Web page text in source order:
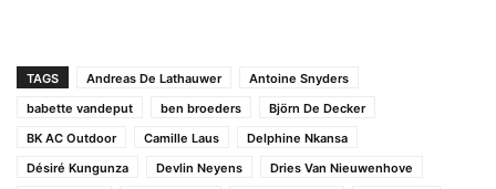
TAGS Andreas De Lathauwer
Antoine Snyders
babette vandeput
ben broeders
Björn De Decker
BK AC Outdoor
Camille Laus
Delphine Nkansa
Désiré Kungunza
Devlin Neyens
Dries Van Nieuwenhove